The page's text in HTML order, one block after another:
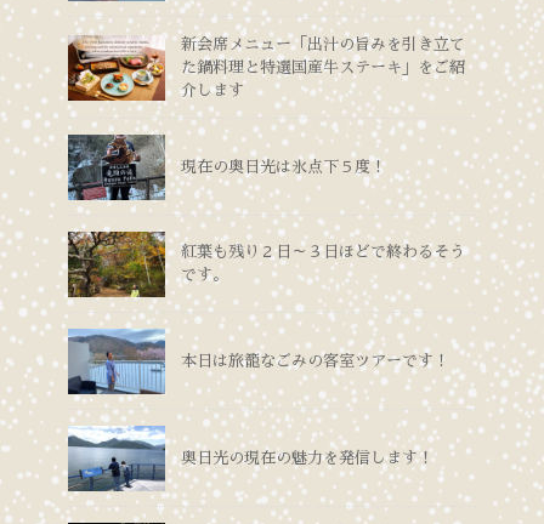
新会席メニュー「出汁の旨みを引き立て
た鍋料理と特選国産牛ステーキ」をご紹
介します
現在の奥日光は氷点下５度！
紅葉も残り２日～３日ほどで終わるそう
です。
本日は旅籠なごみの客室ツアーです！
奥日光の現在の魅力を発信します！